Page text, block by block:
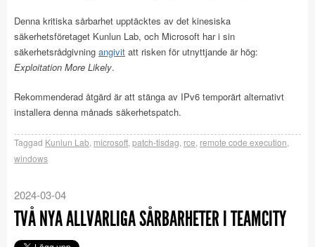
Denna kritiska sårbarhet upptäcktes av det kinesiska
säkerhetsföretaget Kunlun Lab, och Microsoft har i sin
säkerhetsrådgivning angivit att risken för utnyttjande är hög:
Exploitation More Likely.
Rekommenderad åtgärd är att stänga av IPv6 temporärt alternativt
installera denna månads säkerhetspatch.
Taggad Kunlun Lab microsoft patch-tisdag rce remote code execution
windows
2024-03-04
TVÅ NYA ALLVARLIGA SÅRBARHETER I TEAMCITY